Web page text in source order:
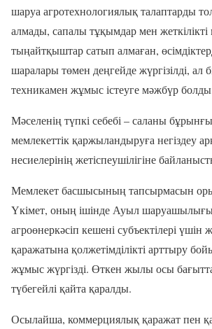
шаруа агротехнологиялық талаптарды
алмады, сапалы тұқымдар мен
тыңайтқыштар сатып алмаған,
шаралары төмен деңгейде жүргізілді, ал
техникамен жұмыс істеуге мәжбүр
Мәселенің түпкі себебі – саланы
мемлекеттік қаржыландыруға негіздеу
несиелерінің жетіспеушілігіне
Мемлекет басшысының тапсырмасын
Үкімет, оның ішінде Ауыл шаруашылығы
агроөнеркәсіп кешені субъектілері үшін
қаражатына қолжетімділікті арттыру
жұмыс жүргізді. Өткен жылы осы
түбегейлі қайта қаралды.
Осылайша, коммерциялық қаражат пен